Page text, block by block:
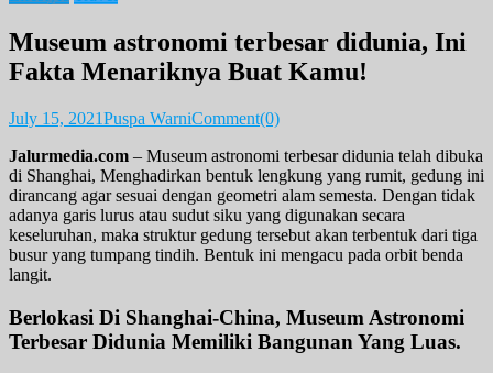
Museum astronomi terbesar didunia, Ini
Fakta Menariknya Buat Kamu!
July 15, 2021Puspa WarniComment(0)
Jalurmedia.com – Museum astronomi terbesar didunia telah dibuka
di Shanghai, Menghadirkan bentuk lengkung yang rumit, gedung ini
dirancang agar sesuai dengan geometri alam semesta. Dengan tidak
adanya garis lurus atau sudut siku yang digunakan secara
keseluruhan, maka struktur gedung tersebut akan terbentuk dari tiga
busur yang tumpang tindih. Bentuk ini mengacu pada orbit benda
langit.
Berlokasi Di Shanghai-China, Museum Astronomi
Terbesar Didunia Memiliki Bangunan Yang Luas.